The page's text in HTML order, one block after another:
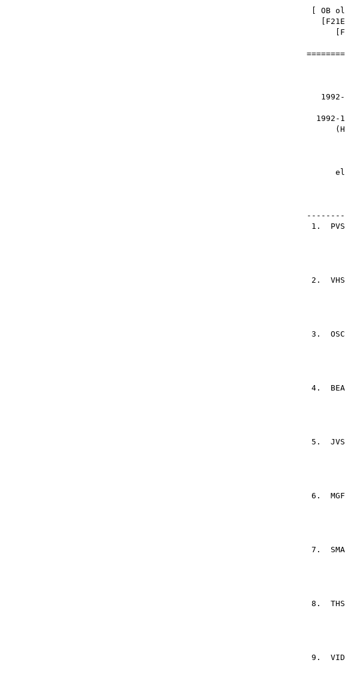
OB
F21E
1992-
1992-
1. PVS
2. VHS
3. OSC
4. BEA
5. JVS
6. MGF
7. SMA
8. THS
9. VID